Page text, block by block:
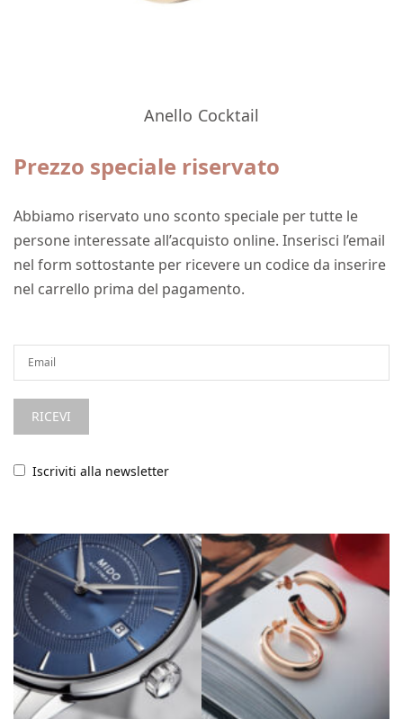
Anello Cocktail
Prezzo speciale riservato
Abbiamo riservato uno sconto speciale per tutte le
persone interessate all’acquisto online. Inserisci l’email
nel form sottostante per ricevere un codice da inserire
nel carrello prima del pagamento.
Iscriviti alla newsletter